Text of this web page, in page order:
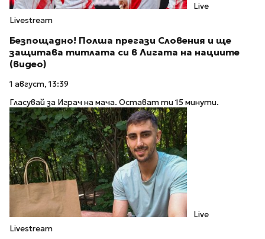
Live
Livestream
Безпощадно! Полша прегази Словения и ще
защитава титлата си в Лигата на нациите
(видео)
1 август, 13:39
Гласувай за Играч на мача. Остават ти 15 минути.
Live
Livestream